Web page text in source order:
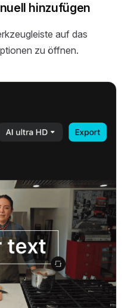
hinzufügen
auf das
zu öffnen.